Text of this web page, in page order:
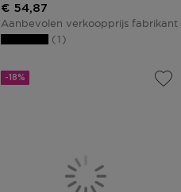
Kortingsprijs
€ 54,87
Aanbevolen verkoopprijs fabrikant
1
-18%